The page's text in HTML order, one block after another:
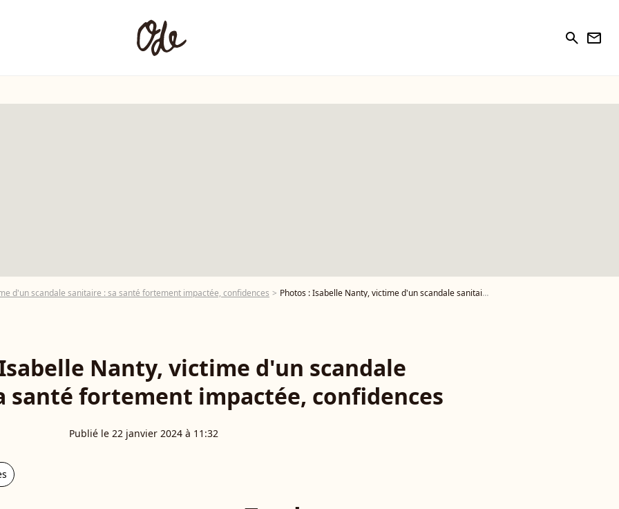
search newsletter
d'un scandale sanitaire : sa santé fortement impactée, confidences Photos : Isabelle Nanty, victime d'un scandale sanitaire : sa santé fortement impactée, confidences
Nanty, victime d'un scandale
santé fortement impactée, confidences
Publié le 22 janvier 2024 à 11:32